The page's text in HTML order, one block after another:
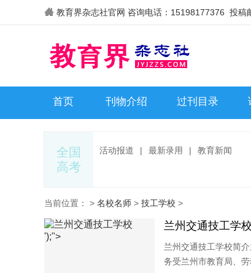
教育界杂志社官网 咨询电话：15198177376 投稿
首页 刊物介绍 过刊目录
全国
高考
活动报道 | 最新录用 | 教育新闻
当前位置： > 名校名师 > 技工学校 >
');">
兰州交通技工学
兰州交通技工学校简
务受兰州市教育局、